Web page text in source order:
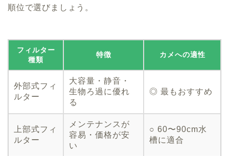
順位で選びましょう。
フィルター
種類
特徴 カメへの適性
外部式フィ
ルター
大容量・静音・
生物ろ過に優れ
る
◎ 最もおすすめ
上部式フィ
ルター
メンテナンスが
容易・価格が安
い
○ 60〜90cm水
槽に適合